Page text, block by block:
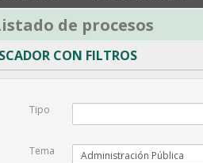
de procesos
CON FILTROS
Tipo
Tema